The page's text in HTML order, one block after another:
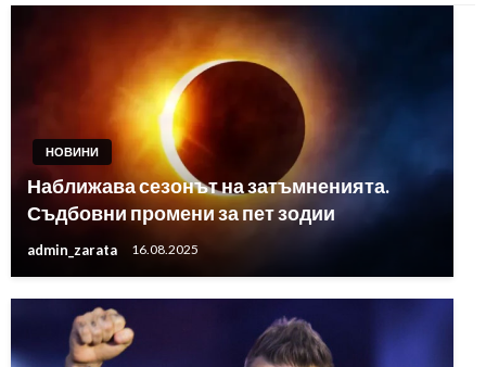
НОВИНИ
Наближава сезонът на затъмненията.
Съдбовни промени за пет зодии
admin_zarata 16.08.2025